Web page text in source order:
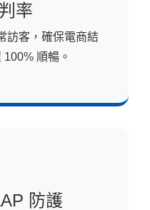
率
訪客，確保電商結
順暢。
防護